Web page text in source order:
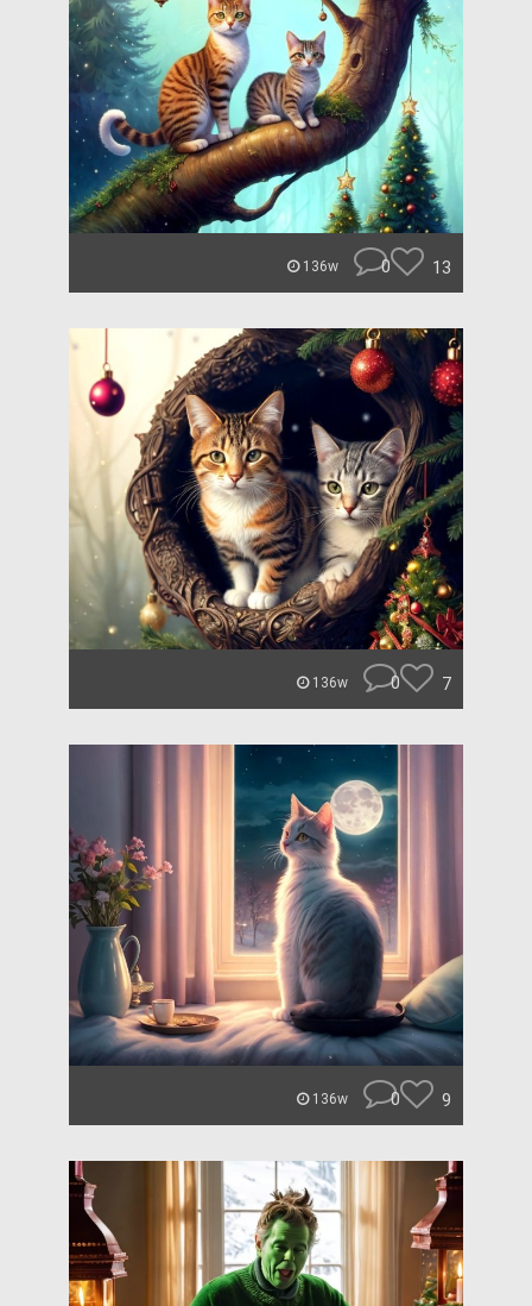
136w 0 13
136w 0 7
136w 0 9